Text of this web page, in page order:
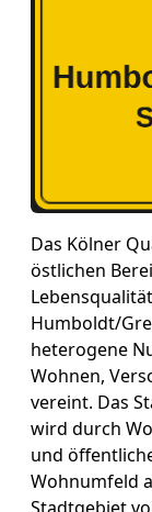
Das Kölner
östlichen
Humboldt/
heterogene
Wohnen,
vereint. Das
wird durch
und
Wohnumfeld